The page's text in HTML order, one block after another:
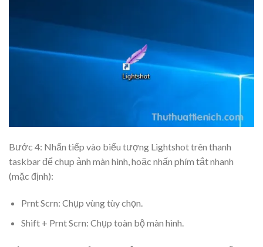
Bước 4: Nhấn tiếp vào biểu tượng Lightshot trên thanh
taskbar để chụp ảnh màn hình, hoặc nhấn phím tắt nhanh
(mặc định):
Prnt Scrn: Chụp vùng tùy chọn.
Shift + Prnt Scrn: Chụp toàn bộ màn hình.